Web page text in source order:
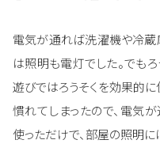
電気が通れば洗濯機や冷蔵
は照明も電灯でした。でも
遊びではろうそくを効果的に
慣れてしまったので、電気
使っただけで、部屋の照明に